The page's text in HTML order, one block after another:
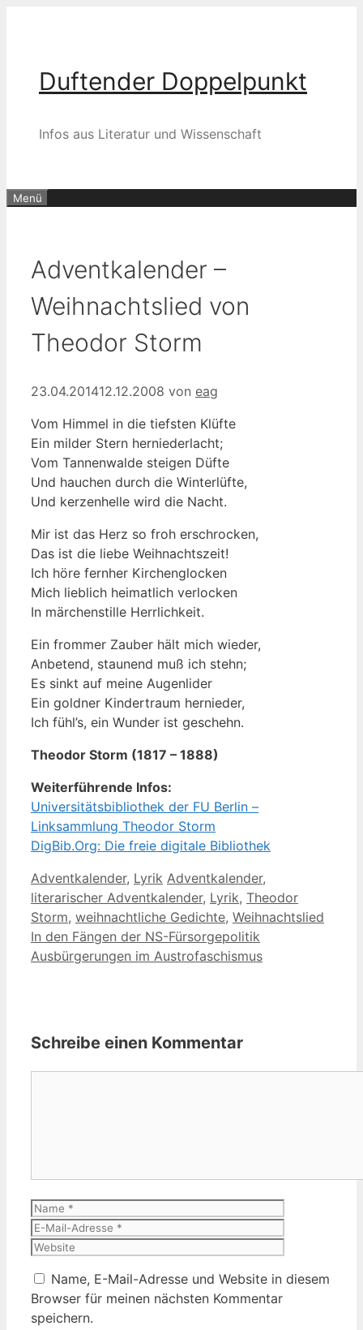
Duftender Doppelpunkt
Infos aus Literatur und Wissenschaft
Menü
Adventkalender –
Weihnachtslied von
Theodor Storm
23.04.201412.12.2008 von eag
Vom Himmel in die tiefsten Klüfte
Ein milder Stern herniederlacht;
Vom Tannenwalde steigen Düfte
Und hauchen durch die Winterlüfte,
Und kerzenhelle wird die Nacht.
Mir ist das Herz so froh erschrocken,
Das ist die liebe Weihnachtszeit!
Ich höre fernher Kirchenglocken
Mich lieblich heimatlich verlocken
In märchenstille Herrlichkeit.
Ein frommer Zauber hält mich wieder,
Anbetend, staunend muß ich stehn;
Es sinkt auf meine Augenlider
Ein goldner Kindertraum hernieder,
Ich fühl’s, ein Wunder ist geschehn.
Theodor Storm (1817 – 1888)
Weiterführende Infos:
Universitätsbibliothek der FU Berlin –
Linksammlung Theodor Storm
DigBib.Org: Die freie digitale Bibliothek
Kategorien
Adventkalender, Lyrik Schlagwörter
Adventkalender,
literarischer Adventkalender, Lyrik, Theodor
Storm, weihnachtliche Gedichte, Weihnachtslied
In den Fängen der NS-Fürsorgepolitik
Ausbürgerungen im Austrofaschismus
Schreibe einen Kommentar
Name
Name, E-Mail-Adresse und Website in diesem
Browser für meinen nächsten Kommentar
speichern.